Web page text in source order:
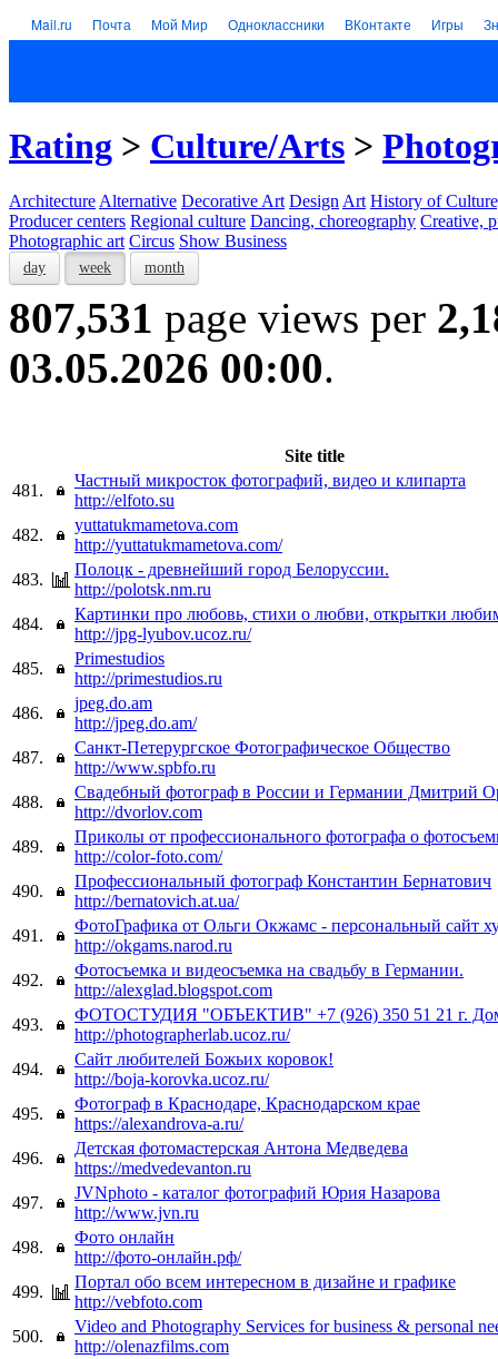
Mail.ru Почта Мой Мир Одноклассники ВКонтакте Игры
Rating > Culture/Arts >
Architecture Alternative Decorative Art Design Art History of
Producer centers Regional culture Dancing, choreography Creative,
Photographic art Circus Show Business
day week month
807,531 page views per
03.05.2026 00:00.
Site title
481.
Частный микросток фотографий, видео и клипарта
http://elfoto.su
482.
yuttatukmametova.com
http://yuttatukmametova.com/
483.
Полоцк - древнейший город Белоруссии.
http://polotsk.nm.ru
484.
Картинки про любовь, стихи о любви, открытки
http://jpg-lyubov.ucoz.ru/
485.
Primestudios
http://primestudios.ru
486.
jpeg.do.am
http://jpeg.do.am/
487.
Санкт-Петерургское Фотографическое Общество
http://www.spbfo.ru
488.
Свадебный фотограф в России и Германии Дмитрий
http://dvorlov.com
489.
Приколы от профессионального фотографа о
http://color-foto.com/
490.
Профессиональный фотограф Константин Бернатович
http://bernatovich.at.ua/
491.
ФотоГрафика от Ольги Окжамс - персональный сайт
http://okgams.narod.ru
492.
Фотосъемка и видеосъемка на свадьбу в Германии.
http://alexglad.blogspot.com
493.
ФОТОСТУДИЯ "ОБЪЕКТИВ" +7 (926) 350 51 21 г.
http://photographerlab.ucoz.ru/
494.
Сайт любителей Божьих коровок!
http://boja-korovka.ucoz.ru/
495.
Фотограф в Краснодаре, Краснодарском крае
https://alexandrova-a.ru/
496.
Детская фотомастерская Антона Медведева
https://medvedevanton.ru
497.
JVNphoto - каталог фотографий Юрия Назарова
http://www.jvn.ru
498.
Фото онлайн
http://фото-онлайн.рф/
499.
Портал обо всем интересном в дизайне и графике
http://vebfoto.com
500.
Video and Photography Services for business & personal
http://olenazfilms.com